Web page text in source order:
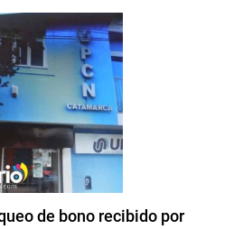
de bono recibido por